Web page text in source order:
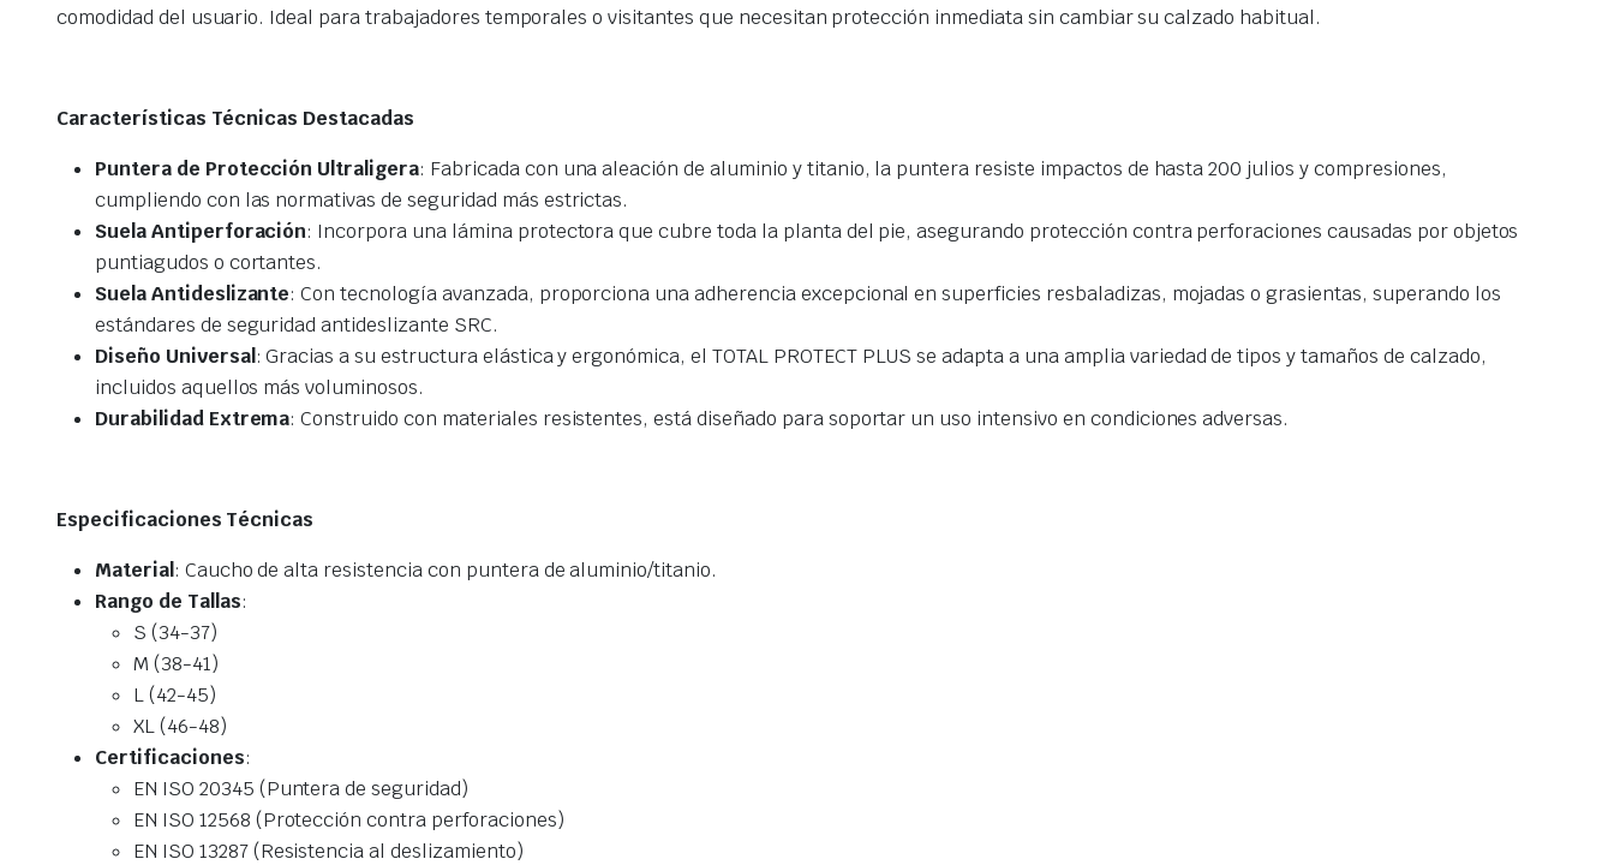
comodidad del usuario. Ideal para trabajadores temporales o visitantes que necesitan protección inmediata sin cambiar su calzado habitual.
Características Técnicas Destacadas
Puntera de Protección Ultraligera: Fabricada con una aleación de aluminio y titanio, la puntera resiste impactos de hasta 200 julios y compresiones,
cumpliendo con las normativas de seguridad más estrictas.
Suela Antiperforación: Incorpora una lámina protectora que cubre toda la planta del pie, asegurando protección contra perforaciones causadas por objetos
puntiagudos o cortantes.
Suela Antideslizante: Con tecnología avanzada, proporciona una adherencia excepcional en superficies resbaladizas, mojadas o grasientas, superando los
estándares de seguridad antideslizante SRC.
Diseño Universal : Gracias a su estructura elástica y ergonómica, el TOTAL PROTECT PLUS se adapta a una amplia variedad de tipos y tamaños de calzado,
incluidos aquellos más voluminosos.
Durabilidad Extrema: Construido con materiales resistentes, está diseñado para soportar un uso intensivo en condiciones adversas.
Especificaciones Técnicas
Material : Caucho de alta resistencia con puntera de aluminio/titanio.
Rango de Tallas:
S (34-37)
M (38-41)
L (42-45)
XL (46-48)
Certificaciones:
EN ISO 20345 (Puntera de seguridad)
EN ISO 12568 (Protección contra perforaciones)
EN ISO 13287 (Resistencia al deslizamiento)